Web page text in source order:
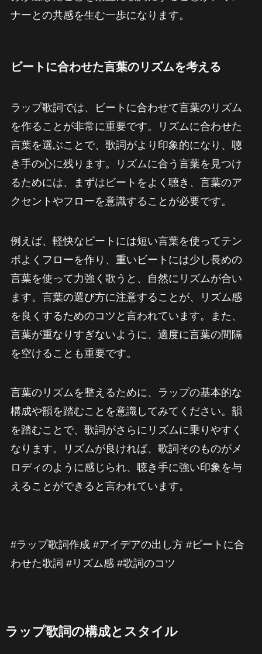
ナーとの共感を生む一歩になります。
ビートに合わせた言葉のリズムを考える
ラップ歌詞では、ビートに合わせて言葉のリズム
を作ることが非常に重要です。リズムに合わせた
言葉を選ぶことで、歌詞がより印象的になり、聴
き手の心に残ります。リズムに合う言葉を見つけ
るためには、まずはビートをよく聴き、言葉のア
クセントやフローを意識することが必要です。
例えば、軽快なビートには短い言葉を使ってテン
ポよくフローを作り、重いビートには少し長めの
言葉を使って力強く歌うと、自然にリズムが合い
ます。言葉の選び方に注意することが、リズム感
を良くするためのコツと言われています。また、
言葉が重なりすぎないように、適度に言葉の間隔
を空けることも重要です。
言葉のリズムを整えるために、ラップの基本的な
構成や韻を踏むことを意識してみてください。韻
を踏むことで、歌詞がさらにリズムに乗りやすく
なります。リズムが良ければ、歌詞そのものがメ
ロディのように感じられ、聴き手に強い印象を与
えることができると言われています。
#ラップ歌詞作成 #アイデアの出し方 #ビートに合
わせた歌詞 #リズム感 #歌詞のコツ
ラップ歌詞の構成とスタイル